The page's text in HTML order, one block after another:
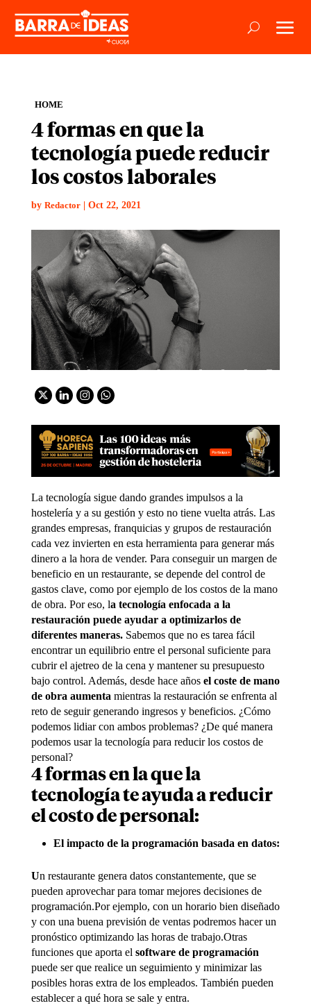
HOME
4 formas en que la
tecnología puede reducir
los costos laborales
by Redactor| Oct 22, 2021
La tecnología sigue dando grandes impulsos a la
hostelería y a su gestión y esto no tiene vuelta atrás. Las
grandes empresas, franquicias y grupos de restauración
cada vez invierten en esta herramienta para generar más
dinero a la hora de vender. Para conseguir un margen de
beneficio en un restaurante, se depende del control de
gastos clave, como por ejemplo de los costos de la mano
de obra. Por eso, la tecnología enfocada a la
restauración puede ayudar a optimizarlos de
diferentes maneras. Sabemos que no es tarea fácil
encontrar un equilibrio entre el personal suficiente para
cubrir el ajetreo de la cena y mantener su presupuesto
bajo control. Además, desde hace añosel coste de mano
de obra aumenta mientras la restauración se enfrenta al
reto de seguir generando ingresos y beneficios. ¿Cómo
podemos lidiar con ambos problemas? ¿De qué manera
podemos usar la tecnología para reducir los costos de
personal?
4 formas en la que la
tecnología te ayuda a reducir
el costo de personal:
El impacto de la programación basada en datos:
Un restaurante genera datos constantemente, que se
pueden aprovechar para tomar mejores decisiones de
programación.Por ejemplo, con un horario bien diseñado
y con una buena previsión de ventas podremos hacer un
pronóstico optimizando las horas de trabajo.Otras
funciones que aporta el software de programación
puede ser que realice un seguimiento y minimizar las
posibles horas extra de los empleados. También pueden
establecer a qué hora se sale y entra.